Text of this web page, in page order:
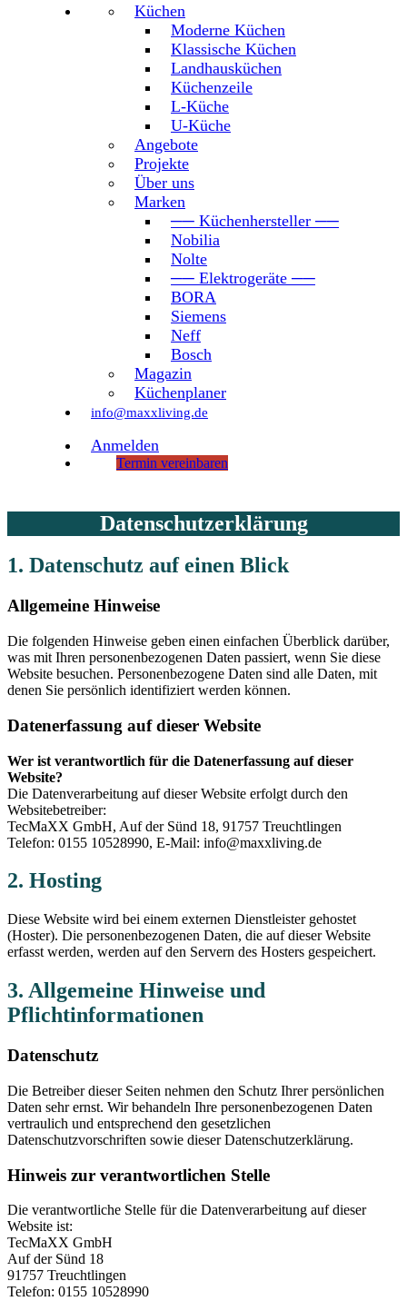
Küchen
Moderne Küchen
Klassische Küchen
Landhausküchen
Küchenzeile
L-Küche
U-Küche
Angebote
Projekte
Über uns
Marken
── Küchenhersteller ──
Nobilia
Nolte
── Elektrogeräte ──
BORA
Siemens
Neff
Bosch
Magazin
Küchenplaner
info@maxxliving.de
Anmelden
Termin vereinbaren
Datenschutzerklärung
1. Datenschutz auf einen Blick
Allgemeine Hinweise
Die folgenden Hinweise geben einen einfachen Überblick darüber,
was mit Ihren personenbezogenen Daten passiert, wenn Sie diese
Website besuchen. Personenbezogene Daten sind alle Daten, mit
denen Sie persönlich identifiziert werden können.
Datenerfassung auf dieser Website
Wer ist verantwortlich für die Datenerfassung auf dieser
Website?
Die Datenverarbeitung auf dieser Website erfolgt durch den
Websitebetreiber:
TecMaXX GmbH, Auf der Sünd 18, 91757 Treuchtlingen
Telefon: 0155 10528990, E-Mail: info@maxxliving.de
2. Hosting
Diese Website wird bei einem externen Dienstleister gehostet
(Hoster). Die personenbezogenen Daten, die auf dieser Website
erfasst werden, werden auf den Servern des Hosters gespeichert.
3. Allgemeine Hinweise und
Pflichtinformationen
Datenschutz
Die Betreiber dieser Seiten nehmen den Schutz Ihrer persönlichen
Daten sehr ernst. Wir behandeln Ihre personenbezogenen Daten
vertraulich und entsprechend den gesetzlichen
Datenschutzvorschriften sowie dieser Datenschutzerklärung.
Hinweis zur verantwortlichen Stelle
Die verantwortliche Stelle für die Datenverarbeitung auf dieser
Website ist:
TecMaXX GmbH
Auf der Sünd 18
91757 Treuchtlingen
Telefon: 0155 10528990